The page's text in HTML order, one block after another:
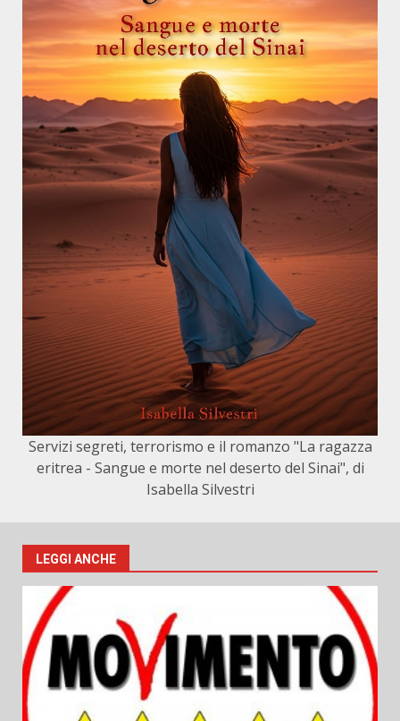
Servizi segreti, terrorismo e il romanzo "La ragazza
eritrea - Sangue e morte nel deserto del Sinai", di
Isabella Silvestri
LEGGI ANCHE